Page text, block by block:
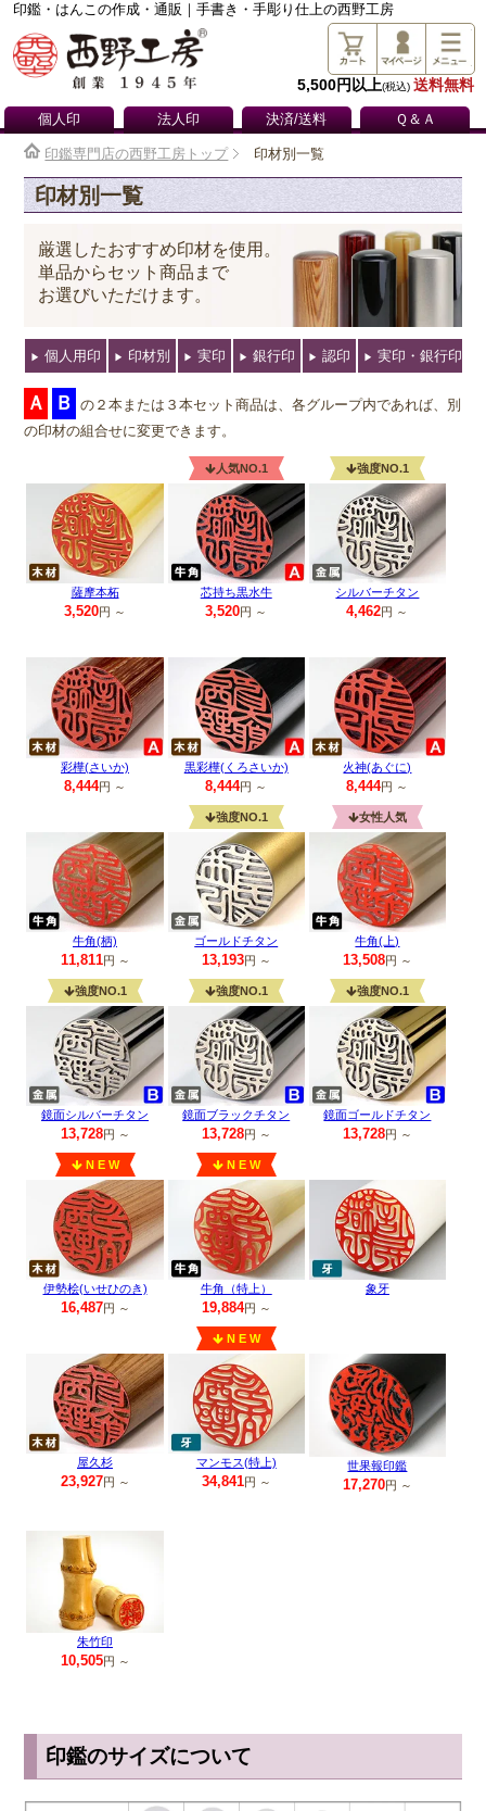
印鑑・はんこの作成・通販｜手書き・手彫り仕上の西野工房
5,500円以上(税込) 送料無料
個人印 法人印 決済/送料 Ｑ＆Ａ
印鑑専門店の西野工房トップ 印材別一覧
印材別一覧
厳選したおすすめ印材を使用。
単品からセット商品まで
お選びいただけます。
▶ 個人用印 ▶ 印材別 ▶ 実印 ▶ 銀行印 ▶ 認印 ▶ 実印・銀行印 2
Ａ Ｂ
の２本または３本セット商品は、各グループ内であれば、別
の印材の組合せに変更できます。
薩摩本柘
3,520円 ～
人気NO.1
芯持ち黒水牛
3,520円 ～
強度NO.1
シルバーチタン
4,462円 ～
彩樺(さいか)
8,444円 ～
黒彩樺(くろさいか)
8,444円 ～
火神(あぐに)
8,444円 ～
牛角(柄)
11,811円 ～
強度NO.1
ゴールドチタン
13,193円 ～
女性人気
牛角(上)
13,508円 ～
強度NO.1
鏡面シルバーチタン
13,728円 ～
強度NO.1
鏡面ブラックチタン
13,728円 ～
強度NO.1
鏡面ゴールドチタン
13,728円 ～
N E W
伊勢桧(いせひのき)
16,487円 ～
N E W
牛角（特上）
19,884円 ～
象牙
屋久杉
23,927円 ～
N E W
マンモス(特上)
34,841円 ～
世果報印鑑
17,270円 ～
朱竹印
10,505円 ～
印鑑のサイズについて